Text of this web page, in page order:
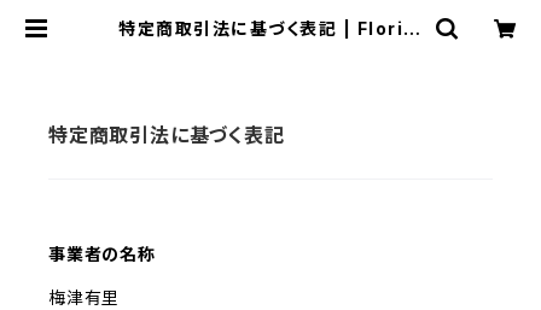
特定商取引法に基づく表記 | Florile
特定商取引法に基づく表記
事業者の名称
梅津有里